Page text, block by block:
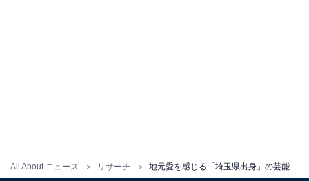
All About ニュース リサーチ
好きな「埼玉県出身の芸能人」ランキング！ 2
位「佐藤健」に約2倍差をつけた1位は？